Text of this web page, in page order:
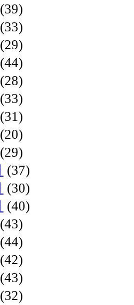
(39)
(33)
(29)
(44)
(28)
(33)
(31)
(20)
(29)
(37)
(30)
(40)
(43)
(44)
(42)
(43)
(32)